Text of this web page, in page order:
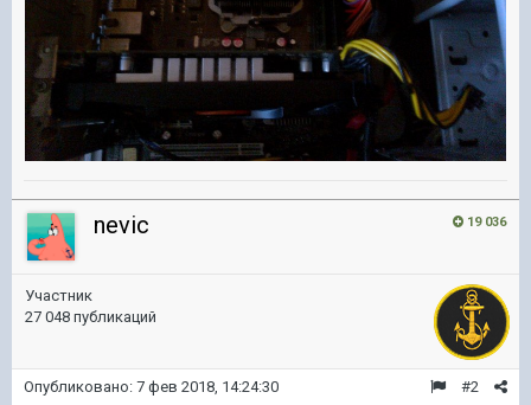
19 036
nevic
Участник
27 048 публикаций
#2
Опубликовано: 7 фев 2018, 14:24:30